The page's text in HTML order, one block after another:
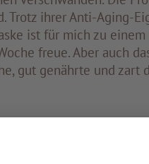
Trotz ihrer Anti-Aging-
ist für mich zu
freue. Aber auch
gut genährte und zart